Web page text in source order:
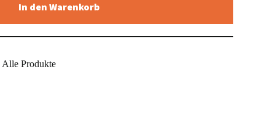
In den Warenkorb
Alle Produkte